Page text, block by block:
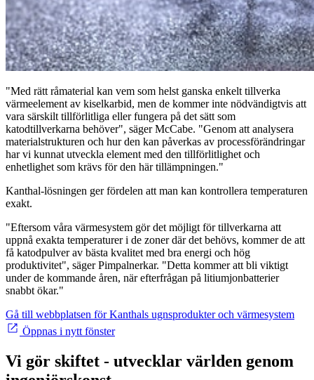
"Med rätt råmaterial kan vem som helst ganska enkelt tillverka
värmeelement av kiselkarbid, men de kommer inte nödvändigtvis att
vara särskilt tillförlitliga eller fungera på det sätt som
katodtillverkarna behöver", säger McCabe. "Genom att analysera
materialstrukturen och hur den kan påverkas av processförändringar
har vi kunnat utveckla element med den tillförlitlighet och
enhetlighet som krävs för den här tillämpningen."
Kanthal-lösningen ger fördelen att man kan kontrollera temperaturen
exakt.
"Eftersom våra värmesystem gör det möjligt för tillverkarna att
uppnå exakta temperaturer i de zoner där det behövs, kommer de att
få katodpulver av bästa kvalitet med bra energi och hög
produktivitet", säger Pimpalnerkar. "Detta kommer att bli viktigt
under de kommande åren, när efterfrågan på litiumjonbatterier
snabbt ökar."
Gå till webbplatsen för Kanthals ugnsprodukter och värmesystem
Öppnas i nytt fönster
Vi gör skiftet - utvecklar världen genom